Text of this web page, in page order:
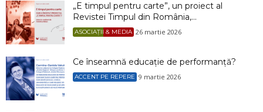
„E timpul pentru carte”, un proiect al
Revistei Timpul din România,...
ASOCIAȚII & MEDIA 26 martie 2026
Ce înseamnă educație de performanță?
ACCENT PE REPERE 9 martie 2026